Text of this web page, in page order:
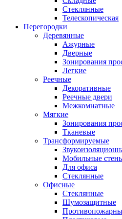
Стеклянные
Телескопическая
Перегородки
Деревянные
Ажурные
Дверные
Зонирования
Легкие
Реечные
Декоративные
Реечные двери
Межкомнатные
Мягкие
Зонирования
Тканевые
Трансформируемые
Мобильные
Для офиса
Стеклянные
Офисные
Стеклянные
Шумозащитные